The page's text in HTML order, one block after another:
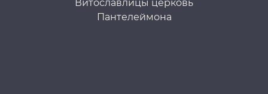
Витославлицы церковь
Пантелеймона